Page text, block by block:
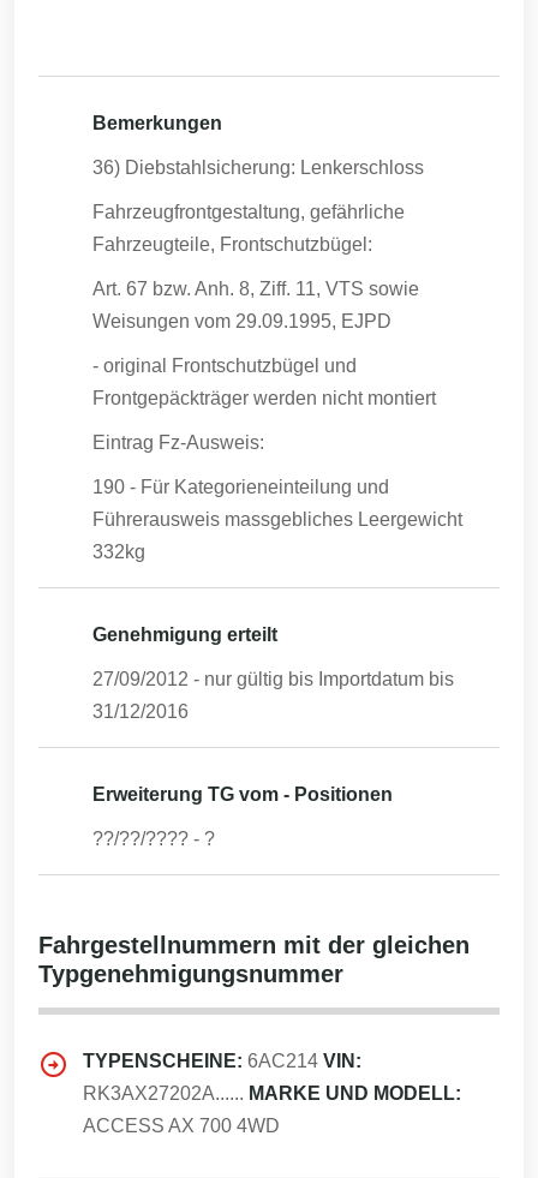
Bemerkungen
36) Diebstahlsicherung: Lenkerschloss
Fahrzeugfrontgestaltung, gefährliche
Fahrzeugteile, Frontschutzbügel:
Art. 67 bzw. Anh. 8, Ziff. 11, VTS sowie
Weisungen vom 29.09.1995, EJPD
- original Frontschutzbügel und
Frontgepäckträger werden nicht montiert
Eintrag Fz-Ausweis:
190 - Für Kategorieneinteilung und
Führerausweis massgebliches Leergewicht
332kg
Genehmigung erteilt
27/09/2012 - nur gültig bis Importdatum bis
31/12/2016
Erweiterung TG vom - Positionen
??/??/???? - ?
Fahrgestellnummern mit der gleichen
Typgenehmigungsnummer
TYPENSCHEINE: 6AC214 VIN:
RK3AX27202A...... MARKE UND MODELL:
ACCESS AX 700 4WD